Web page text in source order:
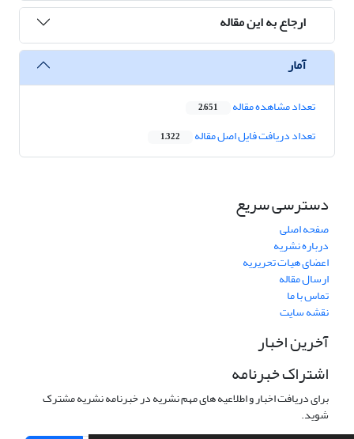
ارجاع به این مقاله
آمار
تعداد مشاهده مقاله 2,651
تعداد دریافت فایل اصل مقاله 1,322
دسترسی سریع
صفحه اصلی
درباره نشریه
اعضای هیات تحریریه
ارسال مقاله
تماس با ما
نقشه سایت
آخرین اخبار
اشتراک خبرنامه
برای دریافت اخبار و اطلاعیه های مهم نشریه در خبرنامه نشریه مشترک
شوید.